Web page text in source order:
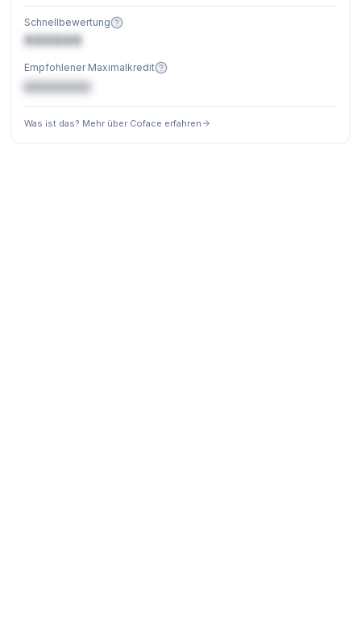
Schnellbewertung
XXXXXX
Empfohlener Maximalkredit
€XXXXXX
Was ist das? Mehr über Coface erfahren